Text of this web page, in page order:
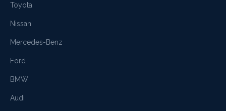
Toyota
Nissan
Mercedes-Benz
Ford
BMW
Audi